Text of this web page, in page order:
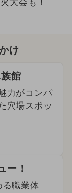
大会も！
け
館
力がコンパ
穴場スポッ
ー！
職業体